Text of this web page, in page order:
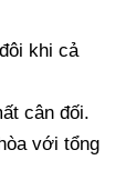
khi cả
cân đối.
với tổng